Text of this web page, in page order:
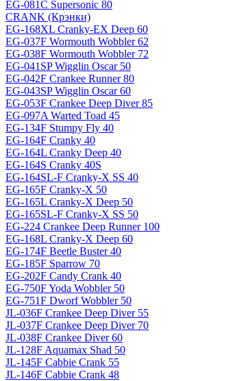
EG-081C Supersonic 80
CRANK (Крэнки)
EG-168XL Cranky-EX Deep 60
EG-037F Wormouth Wobbler 62
EG-038F Wormouth Wobbler 72
EG-041SP Wigglin Oscar 50
EG-042F Crankee Runner 80
EG-043SP Wigglin Oscar 60
EG-053F Crankee Deep Diver 85
EG-097A Warted Toad 45
EG-134F Stumpy Fly 40
EG-164F Cranky 40
EG-164L Cranky Deep 40
EG-164S Cranky 40S
EG-164SL-F Cranky-X SS 40
EG-165F Cranky-X 50
EG-165L Cranky-X Deep 50
EG-165SL-F Cranky-X SS 50
EG-224 Crankee Deep Runner 100
EG-168L Cranky-X Deep 60
EG-174F Beetle Buster 40
EG-185F Sparrow 70
EG-202F Candy Crank 40
EG-750F Yoda Wobbler 50
EG-751F Dworf Wobbler 50
JL-036F Crankee Deep Diver 55
JL-037F Crankee Deep Diver 70
JL-038F Crankee Diver 60
JL-128F Aquamax Shad 50
JL-145F Cabbie Crank 55
JL-146F Cabbie Crank 48